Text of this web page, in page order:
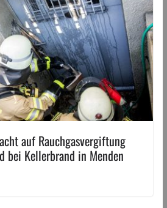
auf Rauchgasvergiftung
bei Kellerbrand in Menden